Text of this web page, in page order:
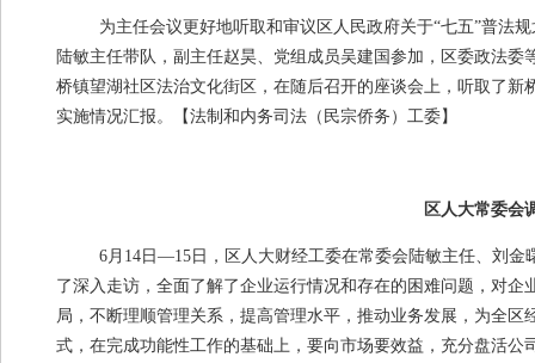
为主任会议更好地听取和审议区人民政府关于“七五”普法
陆敏主任带队，副主任赵昊、党组成员吴建国参加，区委政法
桥镇望湖社区法治文化街区，在随后召开的座谈会上，听取了新
实施情况汇报。
【法制和内务司法（民宗侨务）工委】
区人大常委会
6月 14日 —15日，区人大财经工委在常委会陆敏主任、刘
了深入走访，全面了解了企业运行情况和存在的困难问题，对
局，不断理顺管理关系，提高管理水平，推动业务发展，为全
式，在完成功能性工作的基础上，要向市场要效益，充分盘活